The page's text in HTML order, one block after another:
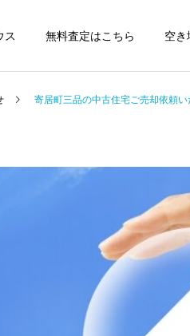
ス 無料査定はこちら 空き
寄居町三品の中古住宅ご売却依頼い